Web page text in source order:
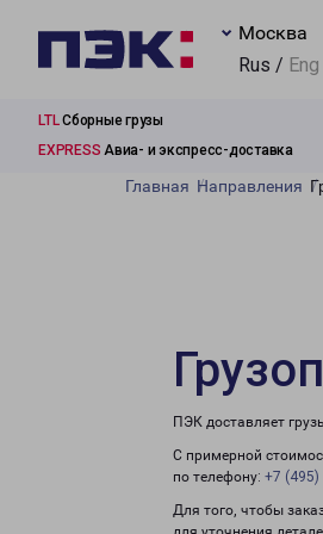
Москва
Rus / Eng
LTLСборные грузы
EXPRESS Авиа- и экспресс-доставка
Главная Направления
ПЭК доставляет
С примерной
по телефону: +7 (495)
Для того, чтобы